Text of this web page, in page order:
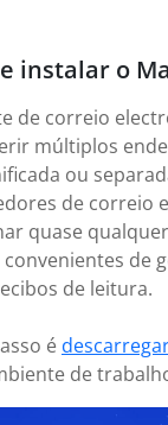
instalar o
de correio
múltiplos
ou
de correio
quase
de
de leitura.
é
de